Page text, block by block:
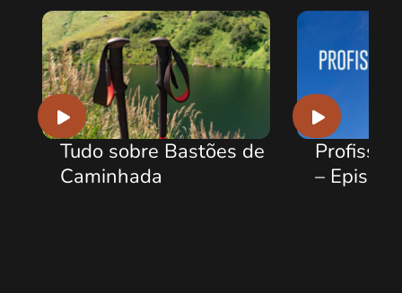
Tudo sobre Bastões de
Caminhada
–